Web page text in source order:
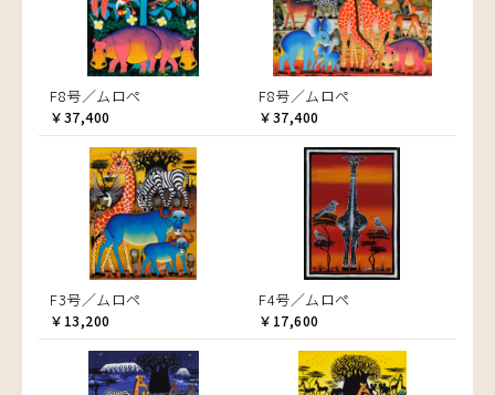
F8号／ムロペ
￥37,400
F8号／ムロペ
￥37,400
F3号／ムロペ
￥13,200
F4号／ムロペ
￥17,600